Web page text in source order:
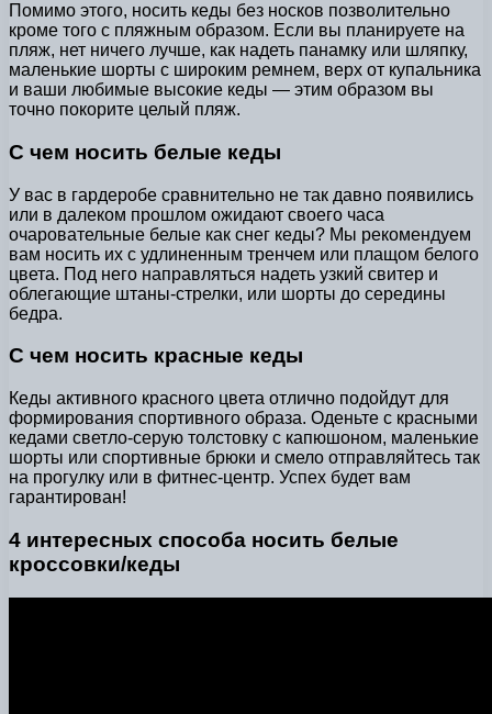
Помимо этого, носить кеды без носков позволительно
кроме того с пляжным образом. Если вы планируете на
пляж, нет ничего лучше, как надеть панамку или шляпку,
маленькие шорты с широким ремнем, верх от купальника
и ваши любимые высокие кеды — этим образом вы
точно покорите целый пляж.
С чем носить белые кеды
У вас в гардеробе сравнительно не так давно появились
или в далеком прошлом ожидают своего часа
очаровательные белые как снег кеды? Мы рекомендуем
вам носить их с удлиненным тренчем или плащом белого
цвета. Под него направляться надеть узкий свитер и
облегающие штаны-стрелки, или шорты до середины
бедра.
С чем носить красные кеды
Кеды активного красного цвета отлично подойдут для
формирования спортивного образа. Оденьте с красными
кедами светло-серую толстовку с капюшоном, маленькие
шорты или спортивные брюки и смело отправляйтесь так
на прогулку или в фитнес-центр. Успех будет вам
гарантирован!
4 интересных способа носить белые
кроссовки/кеды